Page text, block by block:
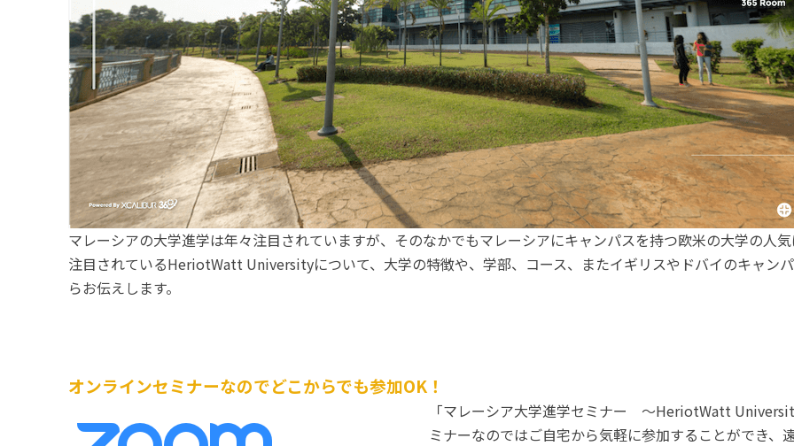
マレーシアの大学進学は年々注目されていますが、そのなかでもマレーシアにキャンパスを持つ欧米の大学の人
注目されているHeriotWatt Universityについて、大学の特徴や、学部、コース、またイギリスやドバイのキャン
らお伝えします。
オンラインセミナーなのでどこからでも参加OK！
「マレーシア大学進学セミナー 〜HeriotWatt
ミナーなのではご自宅から気軽に参加することができ、